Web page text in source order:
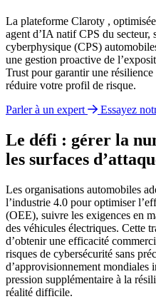
La plateforme Claroty ,
agent d’IA natif CPS du secteur,
cyberphysique (CPS)
une gestion proactive de
Trust pour garantir une
réduire votre profil de risque.
Parler à un expert
Essayez
Le défi : gérer la
les surfaces
Les organisations automobiles
l’industrie 4.0 pour optimiser
(OEE), suivre les exigences en
des véhicules électriques. Cette
d’obtenir une efficacité
risques de cybersécurité sans
d’approvisionnement mondiales
pression supplémentaire à la
réalité difficile.